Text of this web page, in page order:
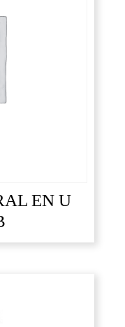
EN U